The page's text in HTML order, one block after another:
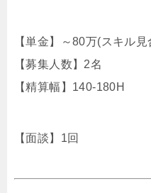
【単金】～80万(スキル見
【募集人数】2名
【精算幅】140-180H
【面談】1回